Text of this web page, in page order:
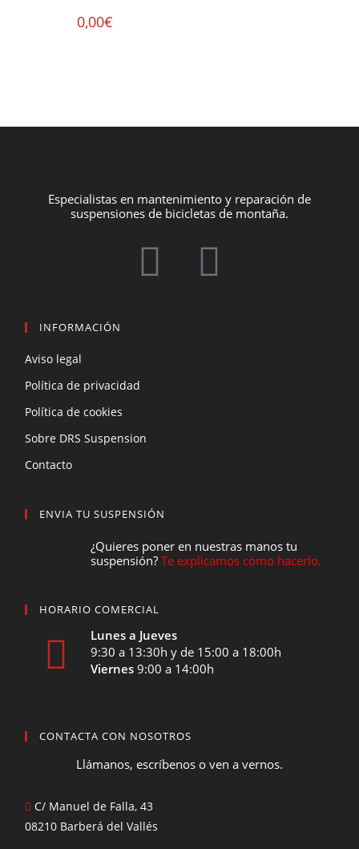
0,00€
Especialistas en mantenimiento y reparación de
suspensiones de bicicletas de montaña.
INFORMACIÓN
Aviso legal
Política de privacidad
Política de cookies
Sobre DRS Suspension
Contacto
ENVIA TU SUSPENSIÓN
¿Quieres poner en nuestras manos tu
suspensión?Te explicamos cómo hacerlo.
HORARIO COMERCIAL
Lunes a Jueves
9:30 a 13:30h y de 15:00 a 18:00h
Viernes9:00 a 14:00h
CONTACTA CON NOSOTROS
Llámanos, escríbenos o ven a vernos.
C/ Manuel de Falla, 43
08210 Barberá del Vallés